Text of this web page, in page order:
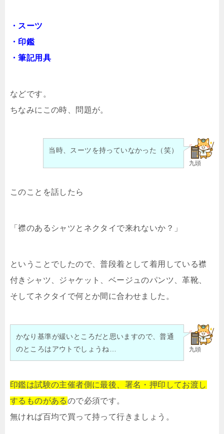
・スーツ
・印鑑
・筆記用具
などです。
ちなみにこの時、問題が。
九頭
当時、スーツを持っていなかった（笑）
このことを話したら
「襟のあるシャツとネクタイで来れないか？」
ということでしたので、普段着として着用している襟
付きシャツ、ジャケット、ベージュのパンツ、革靴、
そしてネクタイで何とか間に合わせました。
九頭
かなり基準が緩いところだと思いますので、普通
のところはアウトでしょうね…
印鑑は試験の主催者側に最後、署名・押印してお渡し
するものがあるので必須です。
無ければ百均で買って持って行きましょう。